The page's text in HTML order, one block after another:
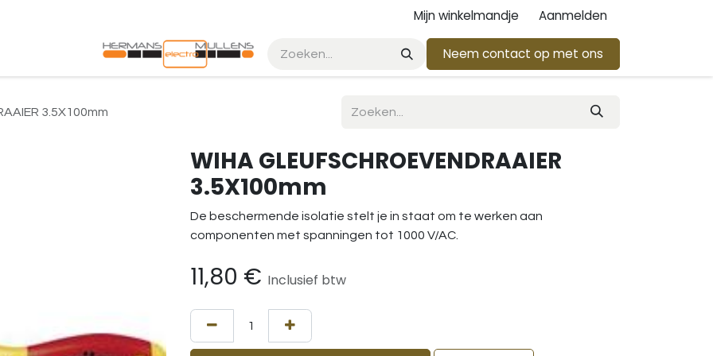
Mijn winkelmandje Aanmelden
Realisaties Neem contact op met ons
3.5X100mm
WIHA GLEUFSCHROEVENDRAAIER
3.5X100mm
De beschermende isolatie stelt je in staat om te werken aan
componenten met spanningen tot 1000 V/AC.
11,80 € Inclusief btw